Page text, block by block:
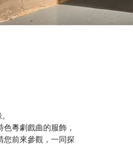
您前來參觀，一同探